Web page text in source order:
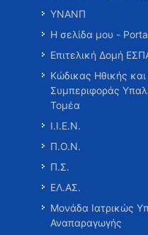
ΥΝΑΝΠ
Η σελίδα μου -
Επιτελική Δομή
Κώδικας Ηθικής
Συμπεριφοράς
Τομέα
Ι.Ι.Ε.Ν.
Π.Ο.Ν.
Π.Σ.
ΕΛ.ΑΣ.
Μονάδα Ιατρικώς
Αναπαραγωγής